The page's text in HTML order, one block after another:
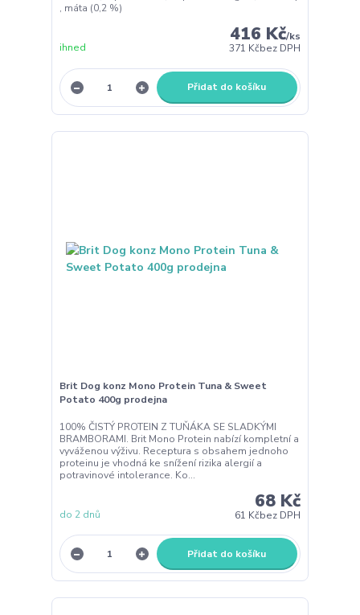
, máta (0,2 %)
416 Kč/ks
371 Kčbez DPH
ihned
Přidat do košíku
Brit Dog konz Mono Protein Tuna & Sweet
Potato 400g prodejna
100% ČISTÝ PROTEIN Z TUŇÁKA SE SLADKÝMI
BRAMBORAMI. Brit Mono Protein nabízí kompletní a
vyváženou výživu. Receptura s obsahem jednoho
proteinu je vhodná ke snížení rizika alergií a
potravinové intolerance. Ko...
68 Kč
61 Kčbez DPH
do 2 dnů
Přidat do košíku